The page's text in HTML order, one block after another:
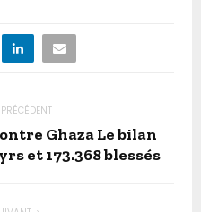
Ghaza Le bilan
et 173.368 blessés